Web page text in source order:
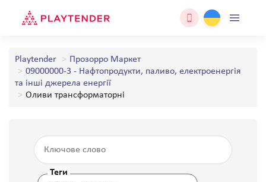
Playtender
Прозорро Маркет
09000000-3 - Нафтопродукти, паливо, електроенергія
та інші джерела енергії
Оливи трансформаторні
Теги